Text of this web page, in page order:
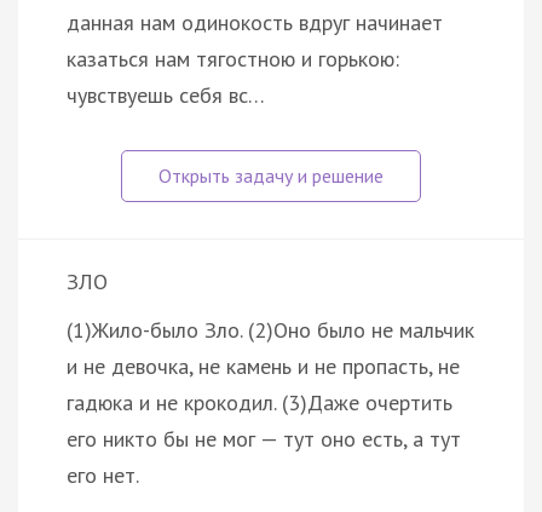
данная нам одинокость вдруг начинает
казаться нам тягостною и горькою:
чувствуешь себя вс…
ЗЛО
(1)Жило-было Зло. (2)Оно было не мальчик
и не девочка, не камень и не пропасть, не
гадюка и не крокодил. (3)Даже очертить
его никто бы не мог — тут оно есть, а тут
его нет.